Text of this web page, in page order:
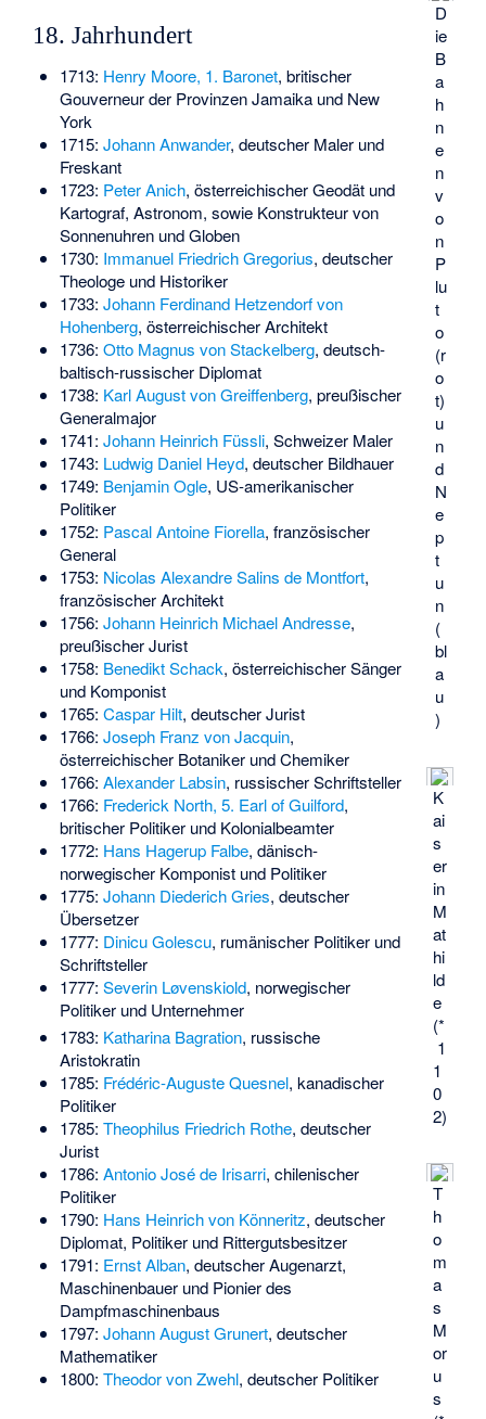
D
ie
B
a
h
n
e
n
v
o
n
P
lu
t
o
(r
o
t)
u
n
d
N
e
p
t
u
n
(
bl
a
u
)
K
ai
s
er
in
M
at
hi
ld
e
(*
1
1
0
2)
T
h
o
m
a
s
M
or
u
s
18. Jahrhundert
1713: Henry Moore, 1. Baronet, britischer
Gouverneur der Provinzen Jamaika und New
York
1715: Johann Anwander, deutscher Maler und
Freskant
1723: Peter Anich, österreichischer Geodät und
Kartograf, Astronom, sowie Konstrukteur von
Sonnenuhren und Globen
1730: Immanuel Friedrich Gregorius, deutscher
Theologe und Historiker
1733: Johann Ferdinand Hetzendorf von
Hohenberg, österreichischer Architekt
1736: Otto Magnus von Stackelberg, deutsch-
baltisch-russischer Diplomat
1738: Karl August von Greiffenberg, preußischer
Generalmajor
1741: Johann Heinrich Füssli, Schweizer Maler
1743: Ludwig Daniel Heyd, deutscher Bildhauer
1749: Benjamin Ogle, US-amerikanischer
Politiker
1752: Pascal Antoine Fiorella, französischer
General
1753: Nicolas Alexandre Salins de Montfort,
französischer Architekt
1756: Johann Heinrich Michael Andresse,
preußischer Jurist
1758: Benedikt Schack, österreichischer Sänger
und Komponist
1765: Caspar Hilt, deutscher Jurist
1766: Joseph Franz von Jacquin,
österreichischer Botaniker und Chemiker
1766: Alexander Labsin, russischer Schriftsteller
1766: Frederick North, 5. Earl of Guilford,
britischer Politiker und Kolonialbeamter
1772: Hans Hagerup Falbe, dänisch-
norwegischer Komponist und Politiker
1775: Johann Diederich Gries, deutscher
Übersetzer
1777: Dinicu Golescu, rumänischer Politiker und
Schriftsteller
1777: Severin Løvenskiold, norwegischer
Politiker und Unternehmer
1783: Katharina Bagration, russische
Aristokratin
1785: Frédéric-Auguste Quesnel, kanadischer
Politiker
1785: Theophilus Friedrich Rothe, deutscher
Jurist
1786: Antonio José de Irisarri, chilenischer
Politiker
1790: Hans Heinrich von Könneritz, deutscher
Diplomat, Politiker und Rittergutsbesitzer
1791: Ernst Alban, deutscher Augenarzt,
Maschinenbauer und Pionier des
Dampfmaschinenbaus
1797: Johann August Grunert, deutscher
Mathematiker
1800: Theodor von Zwehl, deutscher Politiker